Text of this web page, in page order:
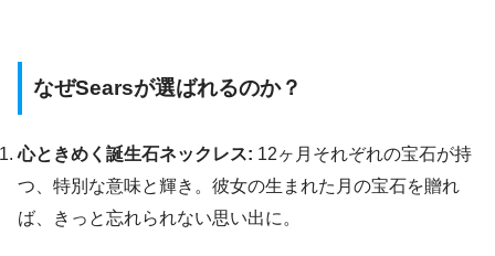
なぜSearsが選ばれるのか？
心ときめく誕生石ネックレス: 12ヶ月それぞれの宝石が持
つ、特別な意味と輝き。彼女の生まれた月の宝石を贈れ
ば、きっと忘れられない思い出に。